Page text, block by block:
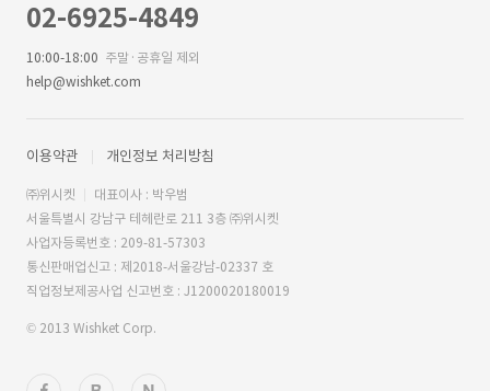
02-6925-4849
10:00-18:00 주말·공휴일 제외
help@wishket.com
이용약관 개인정보 처리방침
㈜위시켓
대표이사 : 박우범
서울특별시 강남구 테헤란로 211 3층 ㈜위시켓
사업자등록번호 : 209-81-57303
통신판매업신고 : 제2018-서울강남-02337 호
직업정보제공사업 신고번호 : J1200020180019
© 2013 Wishket Corp.